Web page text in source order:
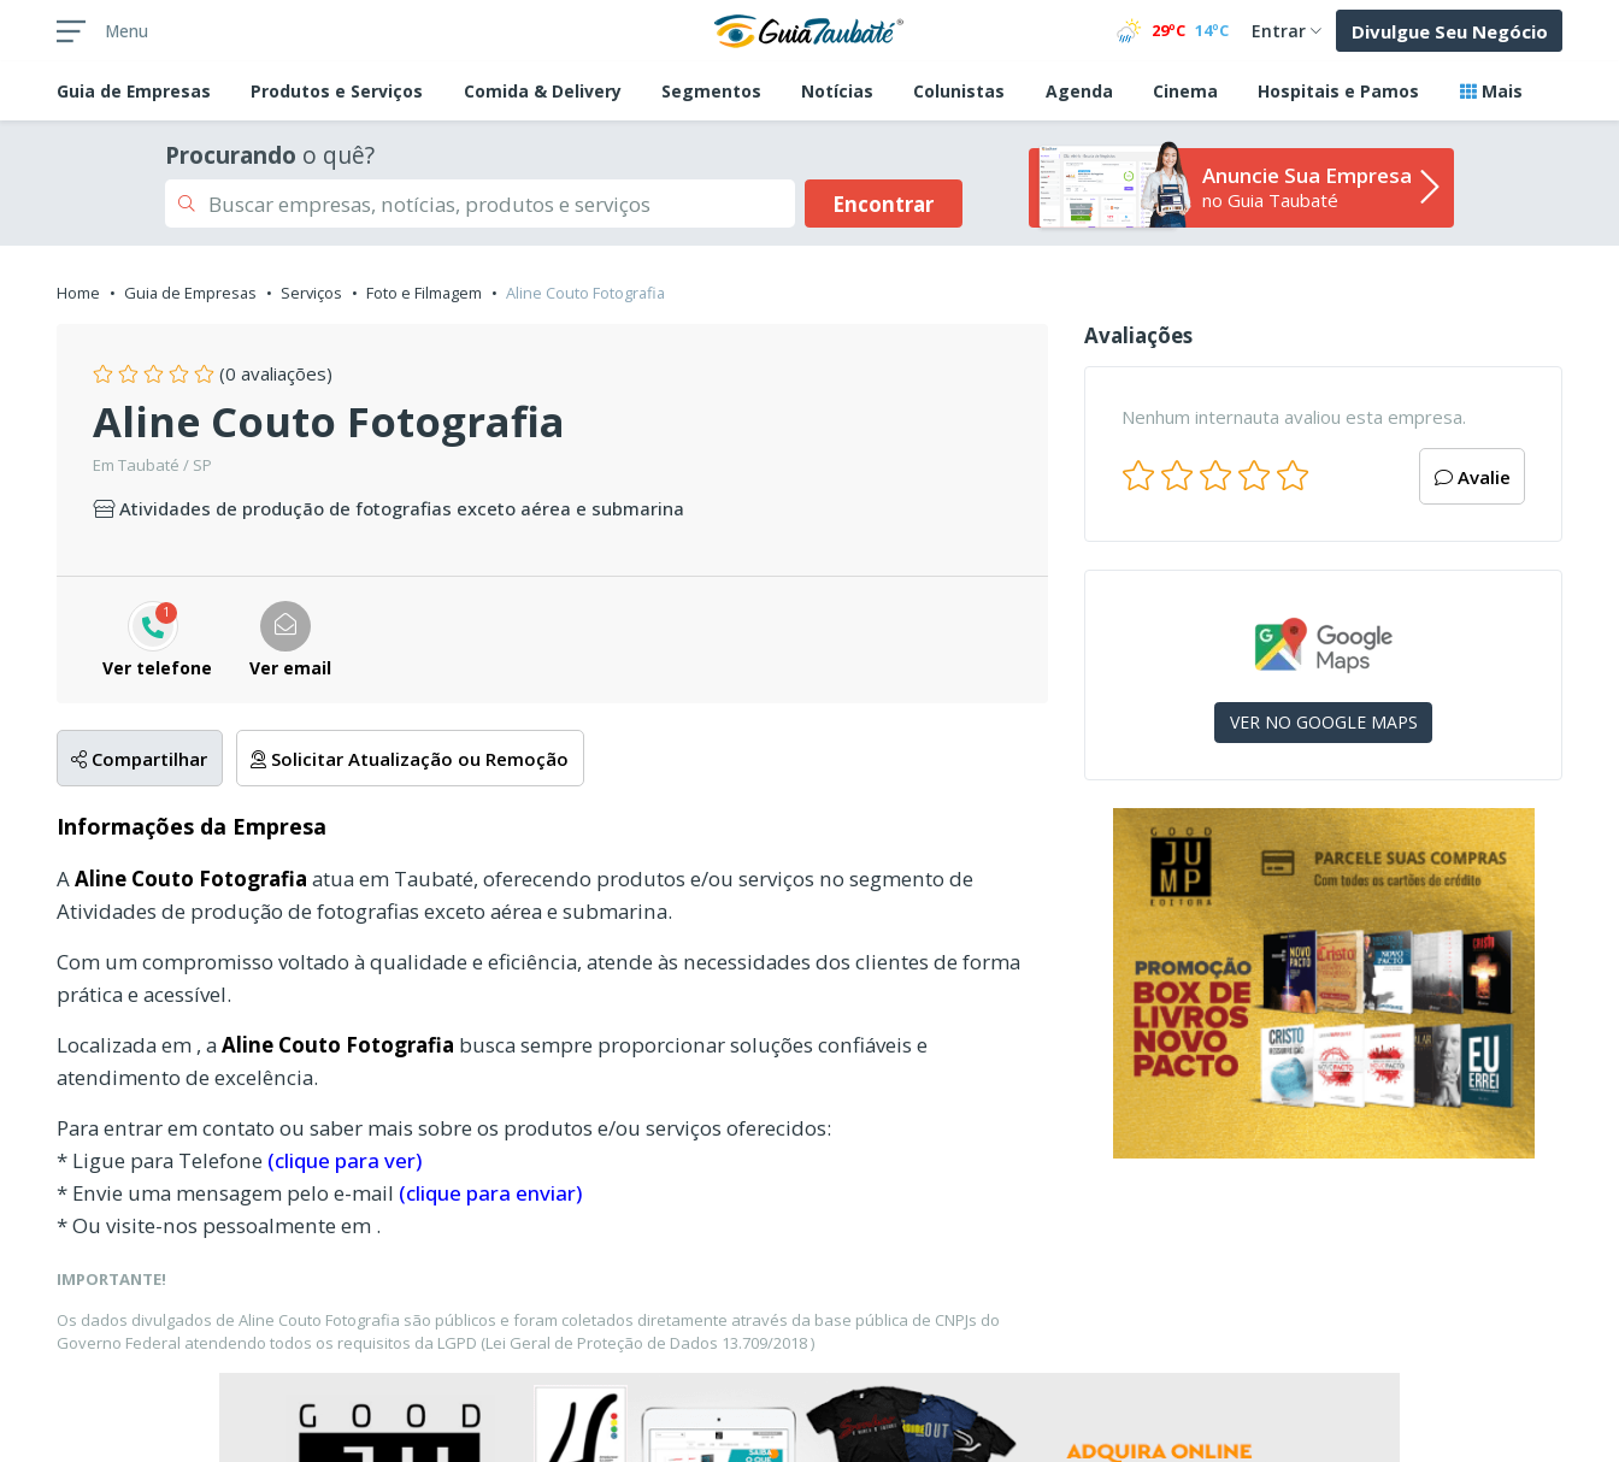
Menu 29ºC 14ºC Entrar Divulgue Seu Negócio
Guia de Empresas Produtos e Serviços Comida & Delivery Segmentos Notícias Colunistas Agenda Cinema Hospitais e Pamos Mais
Procurando o quê?
Encontrar
Anuncie Sua Empresa
no Guia Taubaté
Home Guia de Empresas Serviços Foto e Filmagem Aline Couto Fotografia
(0 avaliações)
Aline Couto Fotografia
Em Taubaté / SP
Atividades de produção de fotografias exceto aérea e submarina
1
Ver telefone Ver email
Compartilhar Solicitar Atualização ou Remoção
Informações da Empresa
AAline Couto Fotografia atua em Taubaté, oferecendo produtos e/ou serviços no segmento de
Atividades de produção de fotografias exceto aérea e submarina.
Com um compromisso voltado à qualidade e eficiência, atende às necessidades dos clientes de forma
prática e acessível.
Localizada em , a Aline Couto Fotografia busca sempre proporcionar soluções confiáveis e
atendimento de excelência.
Para entrar em contato ou saber mais sobre os produtos e/ou serviços oferecidos:
* Ligue para Telefone (clique para ver)
* Envie uma mensagem pelo e-mail (clique para enviar)
* Ou visite-nos pessoalmente em .
IMPORTANTE!
Os dados divulgados de Aline Couto Fotografia são públicos e foram coletados diretamente através da base pública de CNPJs do
Governo Federal atendendo todos os requisitos da LGPD (Lei Geral de Proteção de Dados 13.709/2018 )
Avaliações
Nenhum internauta avaliou esta empresa.
Avalie
VER NO GOOGLE MAPS